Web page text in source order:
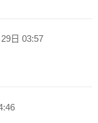
日 03:57